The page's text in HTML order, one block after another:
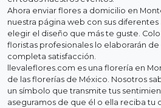
Ahora enviar flores a domicilio en
nuestra página web con sus
elegir el diseño que más te guste.
floristas profesionales lo elaborarán
completa satisfacción.
llevaleflores.com es una florería en
de las florerías de México. Nosotros
un símbolo que transmite tus
aseguramos de que él o ella reciba tu